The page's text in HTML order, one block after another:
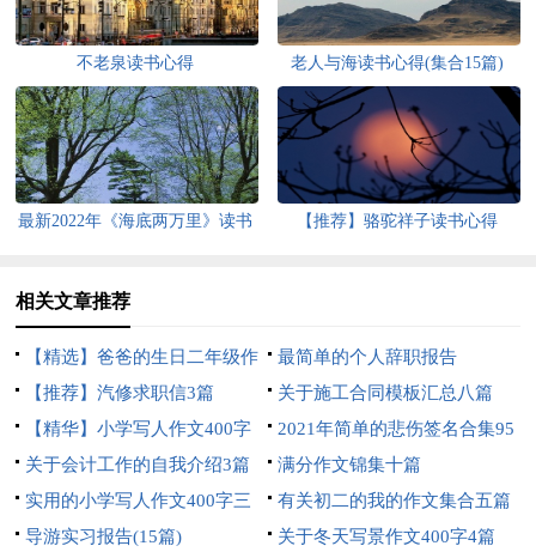
不老泉读书心得 老人与海读书心得(集合15篇)
最新2022年《海底两万里》读书
【推荐】骆驼祥子读书心得
相关文章推荐
【精选】爸爸的生日二年级作
文三篇
最简单的个人辞职报告
【推荐】汽修求职信3篇
关于施工合同模板汇总八篇
【精华】小学写人作文400字
汇编5篇
2021年简单的悲伤签名合集95
句
关于会计工作的自我介绍3篇
满分作文锦集十篇
实用的小学写人作文400字三
篇
有关初二的我的作文集合五篇
导游实习报告(15篇)
关于冬天写景作文400字4篇